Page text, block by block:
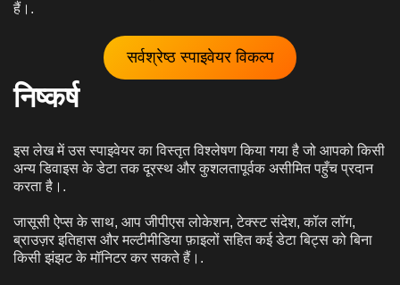
हैं।.
सर्वश्रेष्ठ स्पाइवेयर विकल्प
निष्कर्ष
इस लेख में उस स्पाइवेयर का विस्तृत विश्लेषण किया गया है जो आपको किसी
अन्य डिवाइस के डेटा तक दूरस्थ और कुशलतापूर्वक असीमित पहुँच प्रदान
करता है।.
जासूसी ऐप्स के साथ, आप जीपीएस लोकेशन, टेक्स्ट संदेश, कॉल लॉग,
ब्राउज़र इतिहास और मल्टीमीडिया फ़ाइलों सहित कई डेटा बिट्स को बिना
किसी झंझट के मॉनिटर कर सकते हैं।.